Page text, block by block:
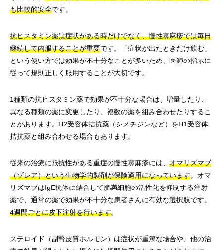
も比較的安全です。
抗ヒスタミン薬は症状がある時だけでなく、慢性蕁麻疹では毎日
継続して内服することが重要です。「症状が出たときだけ飲む」
という使い方では効果が不十分なことが多いため、医師の指示に
従って規則正しく服用することが大切です。
1種類の抗ヒスタミン薬で効果が不十分な場合は、増量したり、
異なる種類の薬に変更したり、複数の薬を組み合わせたりするこ
とがあります。H2受容体拮抗薬（シメチジンなど）をH1受容体
拮抗薬と組み合わせる場合もあります。
従来の治療に抵抗性がある重症の慢性蕁麻疹には、 オマリズマブ
（ゾレア）という生物学的製剤が保険適用になっています。オマ
リズマブはIgE抗体に結合して肥満細胞の活性化を抑制する注射
薬で、通常の薬で効果が不十分な患者さんに有効な選択肢です。
4週間ごとに皮下注射を行います。
ステロイド（副腎皮質ホルモン）は症状が重篤な場合や、他の治